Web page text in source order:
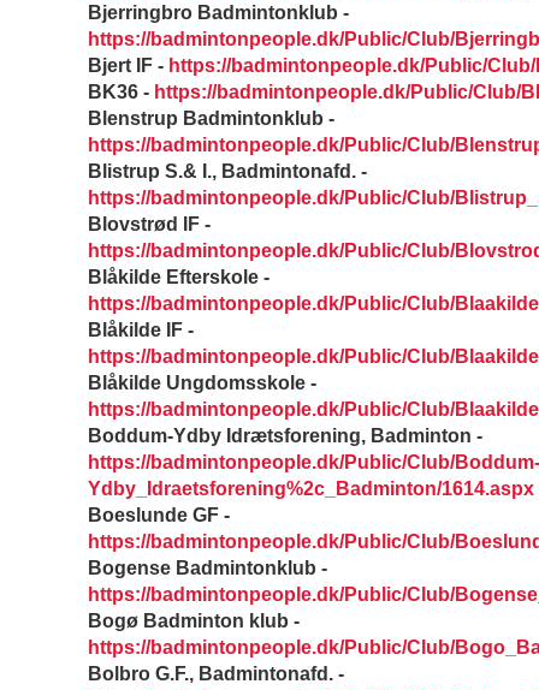
Bjerringbro Badmintonklub -
https://badmintonpeople.dk/Public/Club/
Bjert IF - https://badmintonpeople.dk/Public/Club/
BK36 - https://badmintonpeople.dk/Public/Club/
Blenstrup Badmintonklub -
https://badmintonpeople.dk/Public/Club/
Blistrup S.& I., Badmintonafd. -
https://badmintonpeople.dk/Public/Club/
Blovstrød IF -
https://badmintonpeople.dk/Public/Club/
Blåkilde Efterskole -
https://badmintonpeople.dk/Public/Club/
Blåkilde IF -
https://badmintonpeople.dk/Public/Club/
Blåkilde Ungdomsskole -
https://badmintonpeople.dk/Public/Club/
Boddum-Ydby Idrætsforening, Badminton -
https://badmintonpeople.dk/Public/Club/Boddum-
Ydby_Idraetsforening%2c_Badminton/1614.aspx
Boeslunde GF -
https://badmintonpeople.dk/Public/Club/
Bogense Badmintonklub -
https://badmintonpeople.dk/Public/Club/
Bogø Badminton klub -
https://badmintonpeople.dk/Public/Club/
Bolbro G.F., Badmintonafd. -